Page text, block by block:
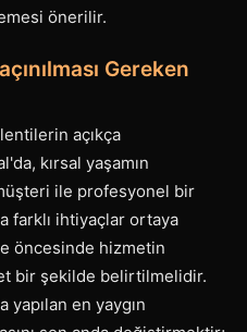
önerilir.
Gereken
açıkça
kırsal yaşamın
ile profesyonel bir
farklı ihtiyaçlar ortaya
öncesinde hizmetin
bir şekilde belirtilmelidir.
yapılan en yaygın